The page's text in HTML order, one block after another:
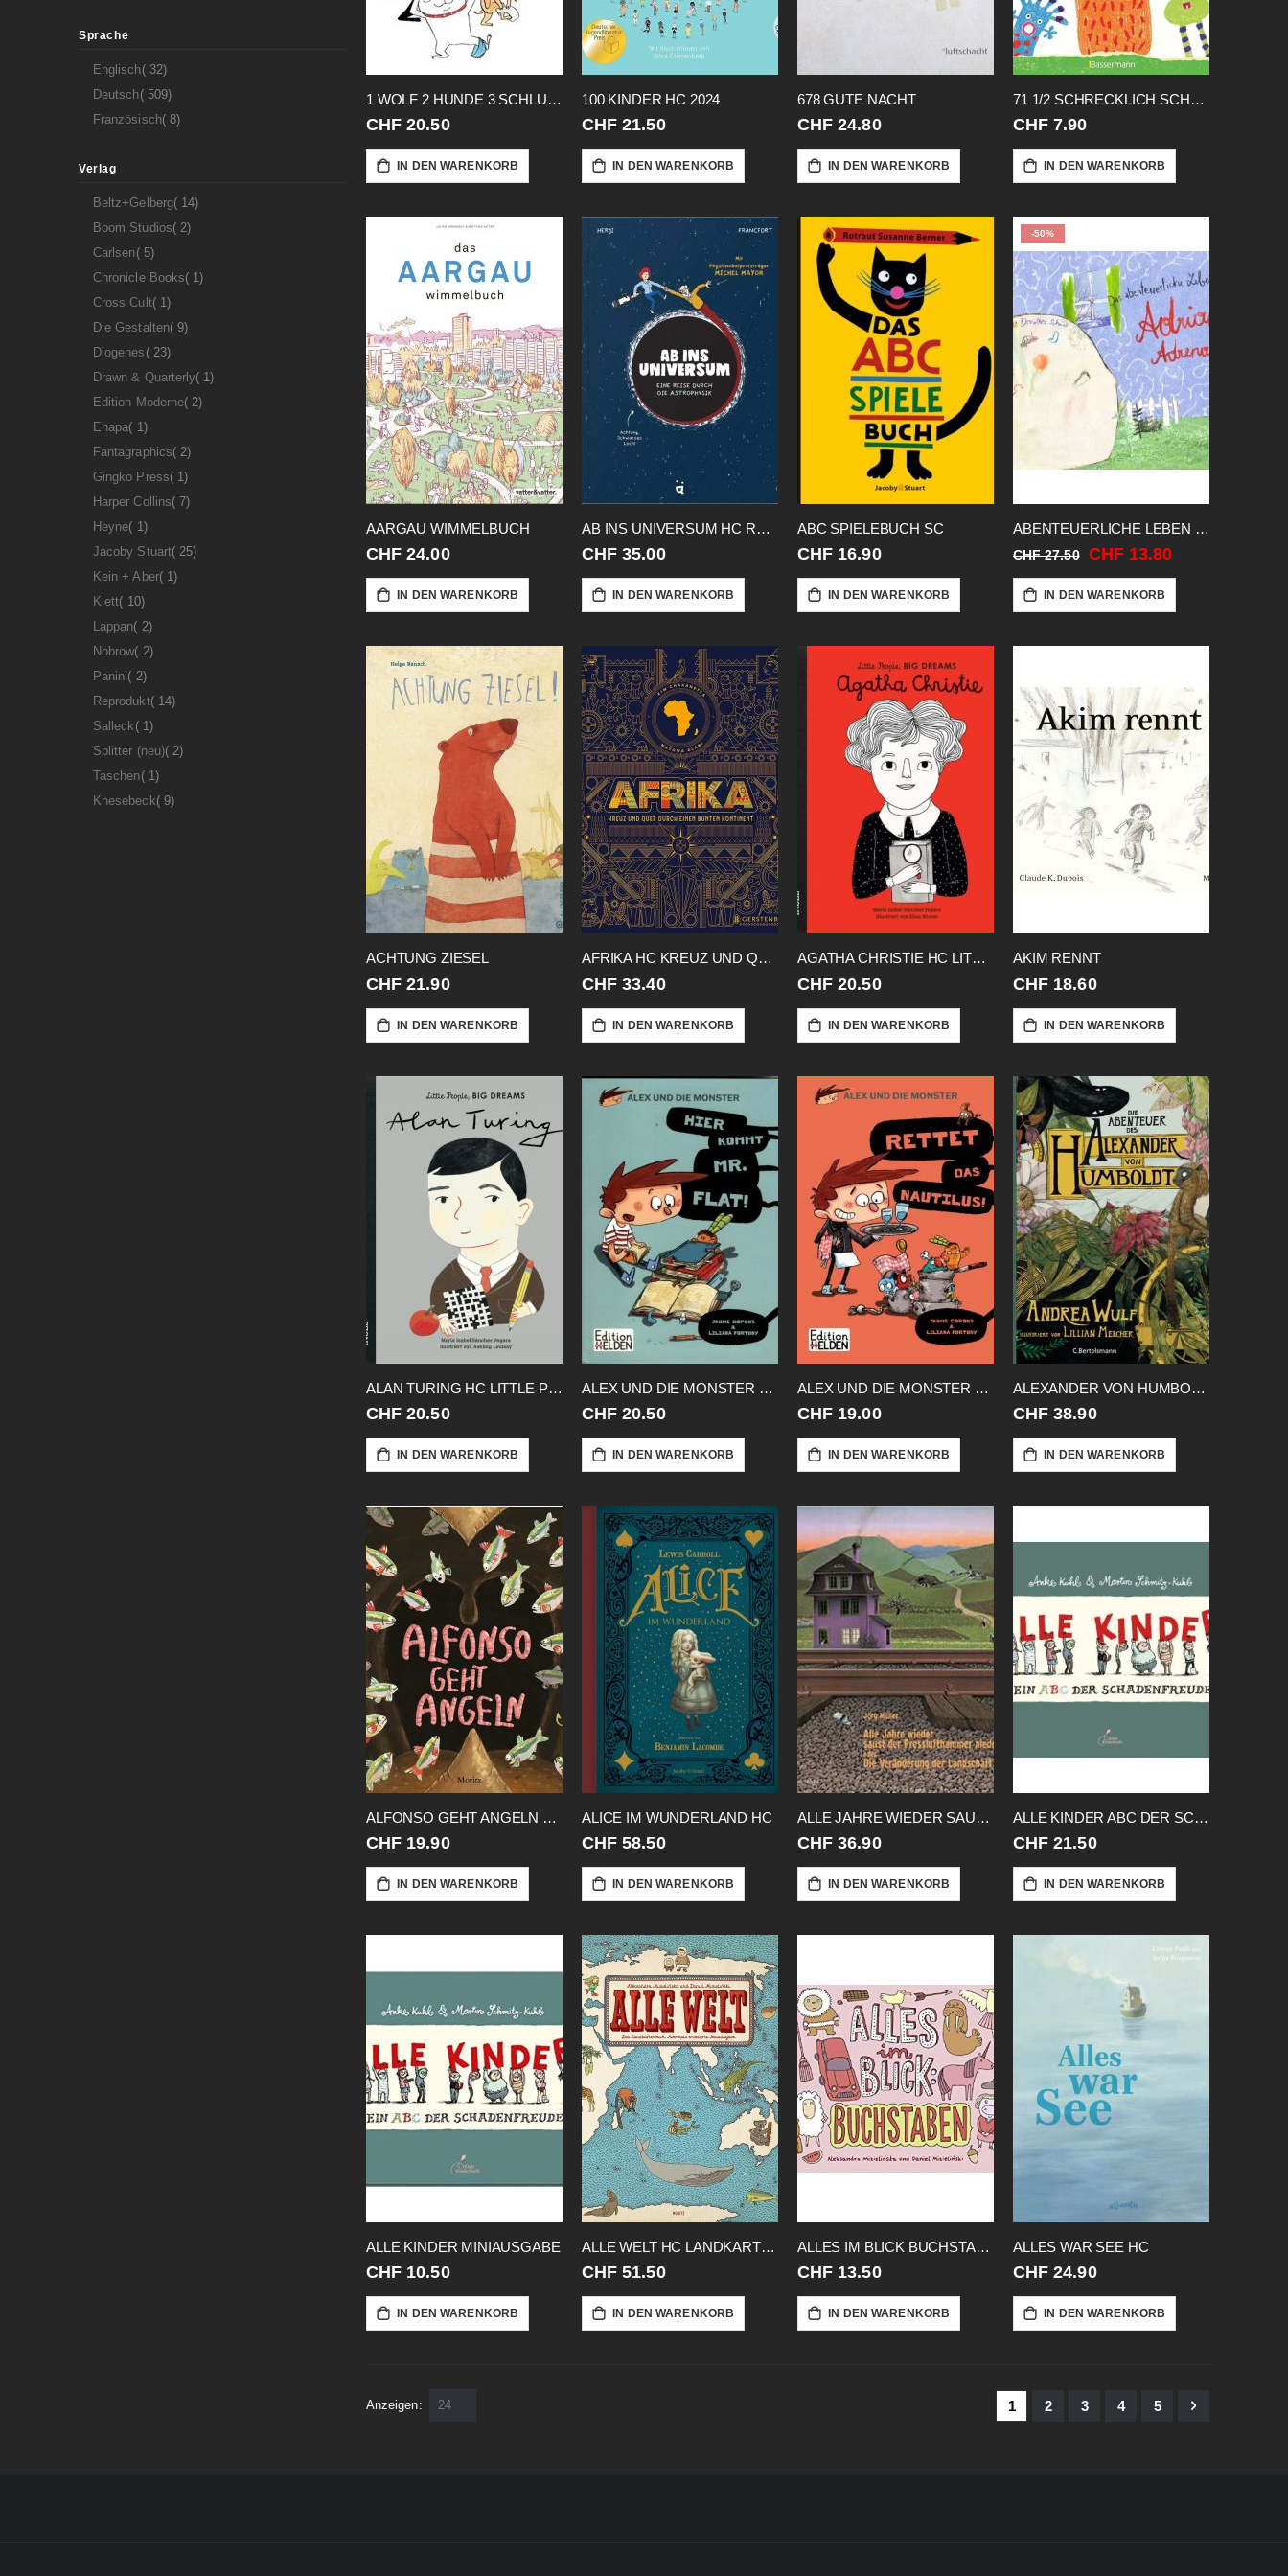
1 WOLF 2 HUNDE 3 SCHLUEPFER
CHF 20.50
IN DEN WARENKORB
100 KINDER HC 2024
CHF 21.50
IN DEN WARENKORB
678 GUTE NACHT
CHF 24.80
IN DEN WARENKORB
71 1/2 SCHRECKLICH SCHOENE MONSTER
CHF 7.90
IN DEN WARENKORB
AARGAU WIMMELBUCH
CHF 24.00
IN DEN WARENKORB
AB INS UNIVERSUM HC REISE DURCH DIE
CHF 35.00
IN DEN WARENKORB
ABC SPIELEBUCH SC
CHF 16.90
IN DEN WARENKORB
-50%
ABENTEUERLICHE LEBEN DES ADRIAN
CHF 27.50 Sonderangebot
CHF 13.80
IN DEN WARENKORB
ACHTUNG ZIESEL
CHF 21.90
IN DEN WARENKORB
AFRIKA HC KREUZ UND QUER DURCH
CHF 33.40
IN DEN WARENKORB
AGATHA CHRISTIE HC LITTLE PEOPLE
CHF 20.50
IN DEN WARENKORB
AKIM RENNT
CHF 18.60
IN DEN WARENKORB
ALAN TURING HC LITTLE PEOPLE BIG
CHF 20.50
IN DEN WARENKORB
ALEX UND DIE MONSTER 01 MR FLAT
CHF 20.50
IN DEN WARENKORB
ALEX UND DIE MONSTER 02 RETTET
CHF 19.00
IN DEN WARENKORB
ALEXANDER VON HUMBOLDT ABENTEUER
CHF 38.90
IN DEN WARENKORB
ALFONSO GEHT ANGELN HC
CHF 19.90
IN DEN WARENKORB
ALICE IM WUNDERLAND HC
CHF 58.50
IN DEN WARENKORB
ALLE JAHRE WIEDER SAUST DER
CHF 36.90
IN DEN WARENKORB
ALLE KINDER ABC DER SCHADENFREUDE
CHF 21.50
IN DEN WARENKORB
ALLE KINDER MINIAUSGABE
CHF 10.50
IN DEN WARENKORB
ALLE WELT HC LANDKARTENBUCH 2023
CHF 51.50
IN DEN WARENKORB
ALLES IM BLICK BUCHSTABEN
CHF 13.50
IN DEN WARENKORB
ALLES WAR SEE HC
CHF 24.90
IN DEN WARENKORB
SeiteSie lesen gerade Seite
1 Seite
2 Seite
3 Seite
4 Seite
5 Seite
Weiter
Anzeigen
Sprache
Englisch 32Artikel
Deutsch 509Artikel
Französisch 8Artikel
Verlag
Beltz+Gelberg 14Artikel
Boom Studios 2Artikel
Carlsen 5Artikel
Chronicle Books
1Artikel
Cross Cult 1Artikel
Die Gestalten 9Artikel
Diogenes 23Artikel
Drawn & Quarterly
1Artikel
Edition Moderne 2Artikel
Ehapa
1Artikel
Fantagraphics 2Artikel
Gingko Press 1Artikel
Harper Collins 7Artikel
Heyne
1Artikel
Jacoby Stuart 25Artikel
Kein + Aber 1Artikel
Klett
10Artikel
Lappan 2Artikel
Nobrow 2Artikel
Panini
2Artikel
Reprodukt 14Artikel
Salleck 1Artikel
Splitter (neu) 2Artikel
Taschen 1Artikel
Knesebeck 9Artikel